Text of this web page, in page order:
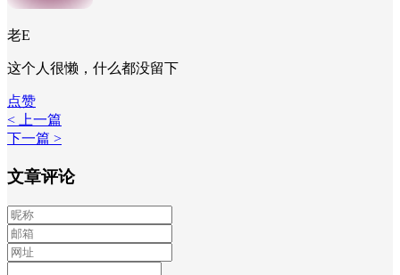
老E
这个人很懒，什么都没留下
点赞
< 上一篇
下一篇 >
文章评论